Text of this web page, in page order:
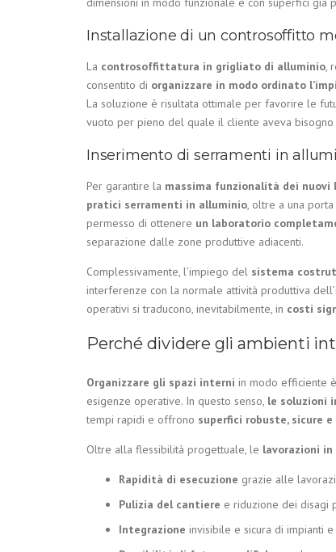
Installazione di un controsoffitto
La controsoffittatura in grigliato di alluminio,
consentito di organizzare in modo ordinato
La soluzione è risultata ottimale per favorire le
vuoto per pieno del quale il cliente aveva
Inserimento di serramenti in
Per garantire la massima funzionalità dei nuovi
pratici serramenti in alluminio, oltre a una
permesso di ottenere un laboratorio
separazione dalle zone produttive adiacenti.
Complessivamente, l’impiego del sistema
interferenze con la normale attività produttiva
operativi si traducono, inevitabilmente, in costi
Perché dividere gli ambienti
Organizzare gli spazi interni in modo efficiente
esigenze operative. In questo senso, le soluzioni
tempi rapidi e offrono superfici robuste, sicure
Oltre alla flessibilità progettuale, le lavorazioni
Rapidità di esecuzione grazie alle
Pulizia del cantiere e riduzione dei disagi
Integrazione invisibile e sicura di impianti